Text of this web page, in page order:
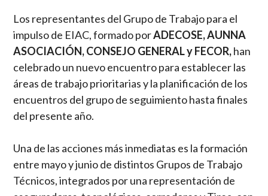
Los representantes del Grupo de Trabajo para el
impulso de EIAC, formado porADECOSE, AUNNA
ASOCIACIÓN, CONSEJO GENERAL y FECOR,han
celebrado un nuevo encuentro para establecer las
áreas de trabajo prioritarias y la planificación de los
encuentros del grupo de seguimiento hasta finales
del presente año.
Una de las acciones más inmediatas es la formación
entre mayo y junio de distintos Grupos de Trabajo
Técnicos, integrados por una representación de